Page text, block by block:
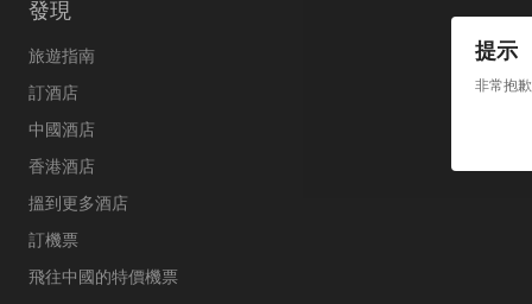
提示
非常抱
發現
旅遊指南
訂酒店
中國酒店
香港酒店
搵到更多酒店
訂機票
飛往中國的特價機票